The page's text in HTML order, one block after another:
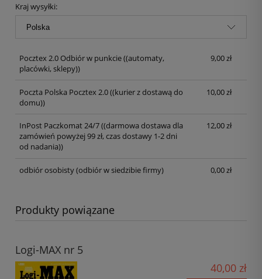
Kraj wysyłki:
Pocztex 2.0 Odbiór w punkcie((automaty,
placówki, sklepy))
9,00 zł
Poczta Polska Pocztex 2.0((kurier z dostawą do
domu))
10,00 zł
InPost Paczkomat 24/7((darmowa dostawa dla
zamówień powyżej 99 zł, czas dostawy 1-2 dni
od nadania))
12,00 zł
odbiór osobisty(odbiór w siedzibie firmy) 0,00 zł
Produkty powiązane
Logi-MAX nr 5
40,00 zł